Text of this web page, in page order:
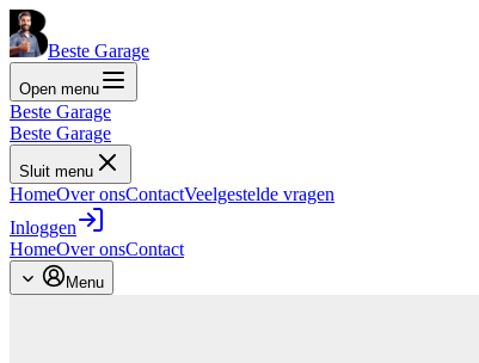
Beste Garage
Open menu
Beste Garage
Beste Garage
Sluit menu
HomeOver onsContactVeelgestelde vragen
Inloggen
HomeOver onsContact
Menu